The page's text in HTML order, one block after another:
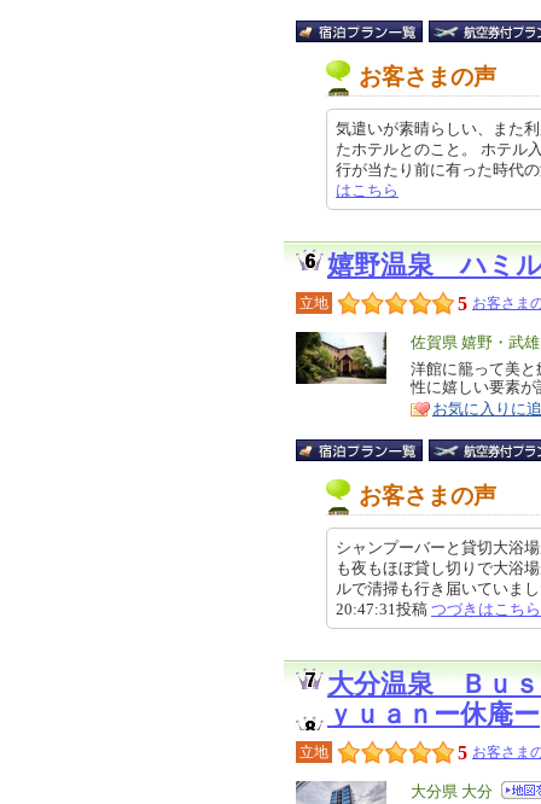
お客さまの声
気遣いが素晴らしい、また
たホテルとのこと。 ホテル
行が当たり前に有った時代
はこちら
嬉野温泉 ハミ
立地 5 お客さま
エ
リ
ア
佐賀県 嬉野・武
特
徴
洋館に籠って美
性に嬉しい要素
お気に入りに
お客さまの声
シャンプーバーと貸切大浴
も夜もほぼ貸し切りで大浴
ルで清掃も行き届いていま
20:47:31投稿 つづきはこちら
大分温泉 Ｂｕ
ｙｕａｎー休庵ー
立地 5 お客さま
エ
大分県 大分